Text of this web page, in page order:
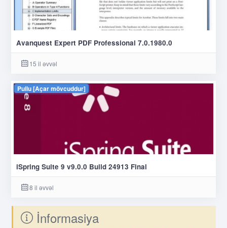
Avanquest Expert PDF Professional 7.0.1980.0
15 il əvvəl
Pullu [Açar mövcuddur]
iSpring Suite 9 v9.0.0 Build 24913 Final
8 il əvvəl
İnformasiya